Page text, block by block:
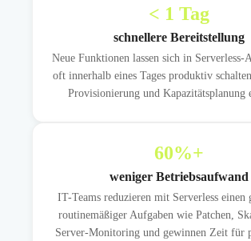
< 1 Tag
schnellere Bereitstellung
Neue Funktionen lassen sich in Serverless-
oft innerhalb eines Tages produktiv
Provisionierung und Kapazitätsplanung
60%+
weniger Betriebsaufwand
IT-Teams reduzieren mit Serverless einen
routinemäßiger Aufgaben wie Patchen,
Server-Monitoring und gewinnen Zeit für